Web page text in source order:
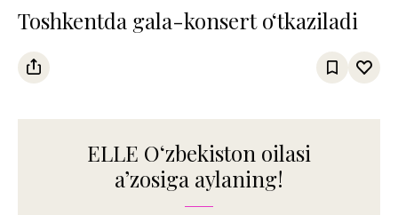
Toshkentda gala-konsert o‘tkaziladi
ELLE Oʻzbekiston oilasi
aʼzosiga aylaning!